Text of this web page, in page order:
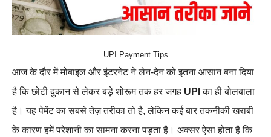
UPI Payment Tips
आज के दौर में मोबाइल और इंटरनेट ने लेन-देन को इतना आसान बना दिया
है कि छोटी दुकान से लेकर बड़े शोरूम तक हर जगह UPI का ही बोलबाला
है। यह पेमेंट का सबसे तेज़ तरीका तो है, लेकिन कई बार तकनीकी खराबी
के कारण हमें परेशानी का सामना करना पड़ता है। अक्सर ऐसा होता है कि